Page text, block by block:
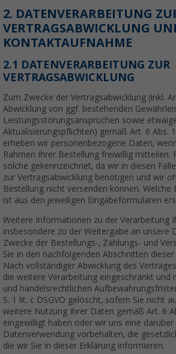
2. DATENVERARBEITUNG
VERTRAGSABWICKLUNG
KONTAKTAUFNAHME
2.1 DATENVERARBEITUNG ZUR
VERTRAGSABWICKLUNG
Zum Zwecke der Vertragsabwicklung (inkl.
Abwicklung von ggf. bestehenden
Leistungsstörungsansprüchen sowie
Aktualisierungspflichten) gemäß Art. 6 Abs. 1
erheben wir personenbezogene Daten,
Rahmen Ihrer Bestellung freiwillig mitteilen.
solche gekennzeichnet, da wir in diesen
zur Vertragsabwicklung benötigen und wir
Bestellung nicht versenden können.
ist aus den jeweiligen Eingabeformularen
Weitere Informationen zu der Verarbeitung
insbesondere zu der Weitergabe an unsere
Zwecke der Bestellungs-, Zahlungs- und
Sie in den nachfolgenden Abschnitten
Nach vollständiger Abwicklung des
die weitere Verarbeitung eingeschränkt und
und handelsrechtlichen
S. 1 lit. c DSGVO gelöscht, sofern Sie nicht
weitere Nutzung Ihrer Daten gemäß Art. 6
eingewilligt haben oder wir uns eine darüber
Datenverwendung vorbehalten, die
die wir Sie in dieser Erklärung informieren.